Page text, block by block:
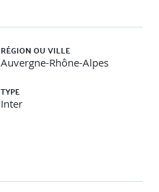
RÉGION OU VILLE
Auvergne-Rhône-Alpes
TYPE
Inter